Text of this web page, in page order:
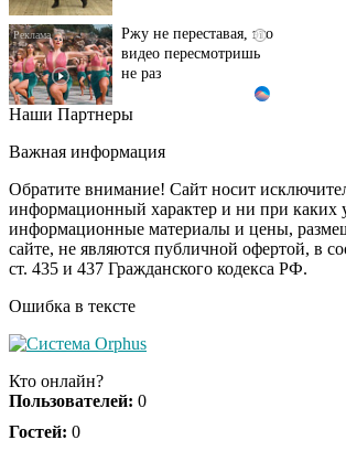
видео пересмотришь
не раз
Почему в школе
больше миллиарда
некому тренировать
i
Ролик длится пару
секунд, но вы будете в
шоке от увиденного
Королева вагона
Наши Партнеры
Важная информация
Обратите внимание! Сайт носит
информационный характер и ни при каких
информационные материалы и цены,
сайте, не являются публичной офертой, в
ст. 435 и 437 Гражданского кодекса РФ.
Ошибка в тексте
Кто онлайн?
Пользователей: 0
Гостей: 0